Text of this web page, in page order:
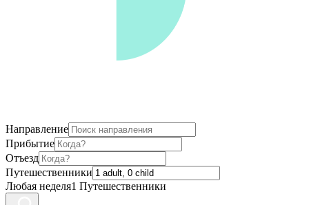
Направление
Прибытие
Отъезд
Путешественники
Любая неделя1 Путешественники